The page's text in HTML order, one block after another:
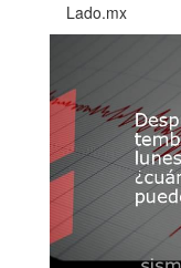
Lado.mx